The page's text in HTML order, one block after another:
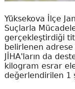
Yüksekova İlçe
Suçlarla
gerçekleştirdiği
belirlenen
JİHA'ların da
kilogram esrar
değerlendirilen 1